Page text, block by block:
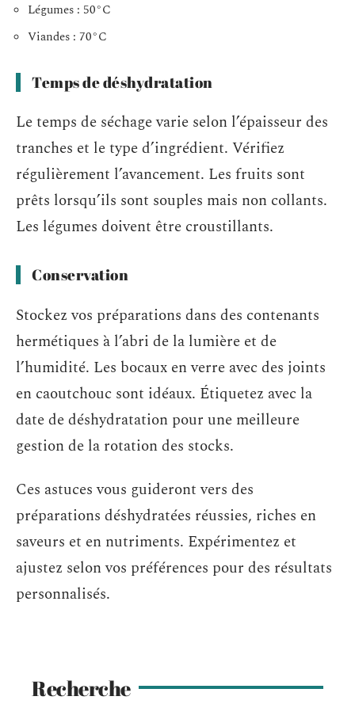
Légumes : 50°C
Viandes : 70°C
Temps de déshydratation
Le temps de séchage varie selon l’épaisseur des
tranches et le type d’ingrédient. Vérifiez
régulièrement l’avancement. Les fruits sont
prêts lorsqu’ils sont souples mais non collants.
Les légumes doivent être croustillants.
Conservation
Stockez vos préparations dans des contenants
hermétiques à l’abri de la lumière et de
l’humidité. Les bocaux en verre avec des joints
en caoutchouc sont idéaux. Étiquetez avec la
date de déshydratation pour une meilleure
gestion de la rotation des stocks.
Ces astuces vous guideront vers des
préparations déshydratées réussies, riches en
saveurs et en nutriments. Expérimentez et
ajustez selon vos préférences pour des résultats
personnalisés.
Recherche